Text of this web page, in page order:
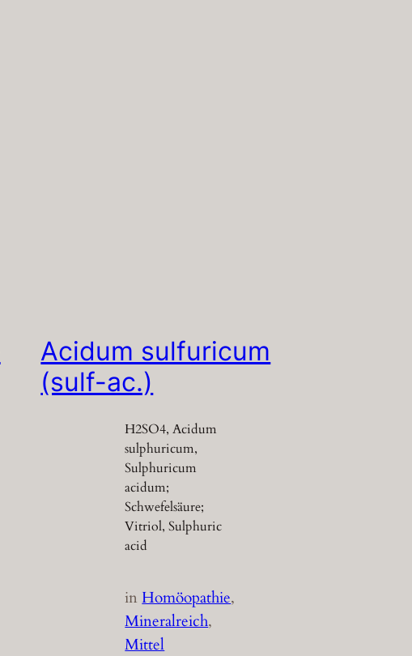
Acidum sulfuricum
(sulf-ac.)
H2SO4, Acidum
sulphuricum,
Sulphuricum
acidum;
Schwefelsäure;
Vitriol, Sulphuric
acid
inHomöopathie
Mineralreich
Mittel